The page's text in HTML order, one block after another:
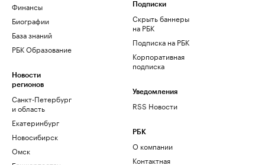
Финансы
Биографии
База знаний
РБК Образование
Новости
регионов
Санкт-Петербург
и область
Екатеринбург
Новосибирск
Омск
Подписки
Скрыть баннеры
на РБК
Подписка на РБК
Корпоративная
подписка
Уведомления
RSS Новости
РБК
О компании
Контактная